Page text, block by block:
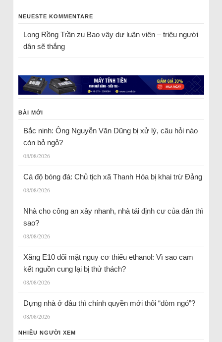
NEUESTE KOMMENTARE
Long Rồng Trầnzu Bao vây dư luận viên – triệu người
dân sẽ thắng
BÀI MỚI
Bắc ninh: Ông Nguyễn Văn Dũng bị xử lý, câu hỏi nào
còn bỏ ngỏ?
08/08/2026
Cá độ bóng đá: Chủ tịch xã Thanh Hóa bị khai trừ Đảng
08/08/2026
Nhà cho công an xây nhanh, nhà tái định cư của dân thì
sao?
08/08/2026
Xăng E10 đối mặt nguy cơ thiếu ethanol: Vì sao cam
kết nguồn cung lại bị thử thách?
08/08/2026
Dựng nhà ở đâu thì chính quyền mới thôi “dòm ngó”?
08/08/2026
NHIỀU NGƯỜI XEM